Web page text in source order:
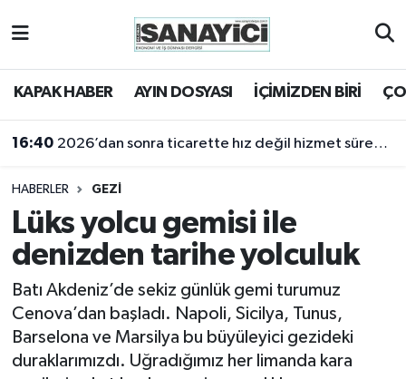
KAPAK HABER AYIN DOSYASI İÇİMİZDEN BİRİ
16:40 2026’dan sonra ticarette hız değil hizmet sürekliliği öne çıkacak
16:18 2025 yılı sanayi açısından bir kayıp yıldı
HABERLER GEZİ
Lüks yolcu gemisi ile
denizden tarihe yolculuk
Batı Akdeniz’de sekiz günlük gemi turumuz
Cenova’dan başladı. Napoli, Sicilya, Tunus,
Barselona ve Marsilya bu büyüleyici gezideki
duraklarımızdı. Uğradığımız her limanda kara
Tekirdağ Nöbetçi Eczaneler
Tekirdağ Trafik Yoğunluk Haritası
Süper Lig Puan Durumu ve Fikstür
Tüm Manşetler
Son Dakika Haberleri